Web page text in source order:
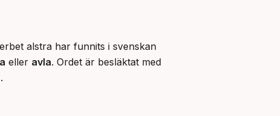
alstra har funnits i svenskan
eller avla. Ordet är besläktat med
.